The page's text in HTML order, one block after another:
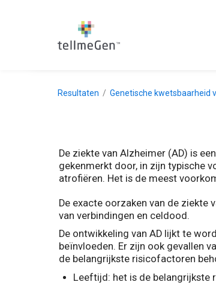
Resultaten Genetische kwetsbaarheid
De ziekte van Alzheimer (AD) is
gekenmerkt door, in zijn typische
atrofiëren. Het is de meest
De exacte oorzaken van de ziekte
van verbindingen en celdood.
De ontwikkeling van AD lijkt te
beïnvloeden. Er zijn ook gevallen
de belangrijkste risicofactoren
Leeftijd: het is de belangrijkste